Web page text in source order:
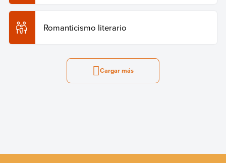
Romanticismo literario
Cargar más